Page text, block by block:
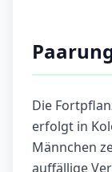
Die
erfolgt in
Männchen
auffällige